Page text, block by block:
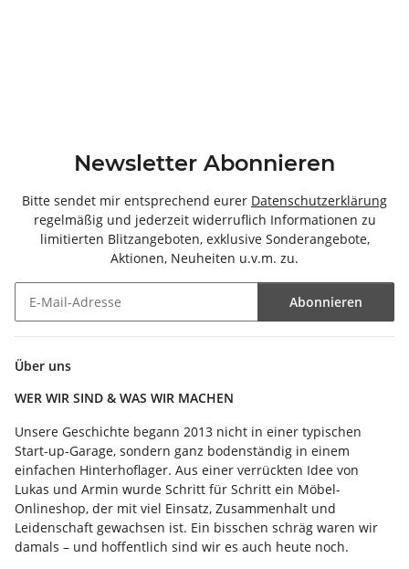
Newsletter Abonnieren
Bitte sendet mir entsprechend eurer Datenschutzerklärung
regelmäßig und jederzeit widerruflich Informationen zu
limitierten Blitzangeboten, exklusive Sonderangebote,
Aktionen, Neuheiten u.v.m. zu.
Abonnieren
Über uns
WER WIR SIND & WAS WIR MACHEN
Unsere Geschichte begann 2013 nicht in einer typischen
Start-up-Garage, sondern ganz bodenständig in einem
einfachen Hinterhoflager. Aus einer verrückten Idee von
Lukas und Armin wurde Schritt für Schritt ein Möbel-
Onlineshop, der mit viel Einsatz, Zusammenhalt und
Leidenschaft gewachsen ist. Ein bisschen schräg waren wir
damals – und hoffentlich sind wir es auch heute noch.